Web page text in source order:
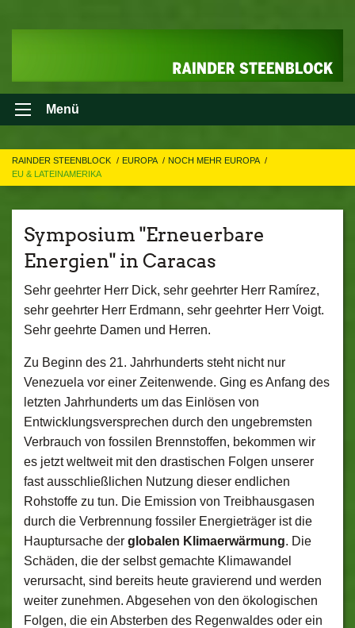
Menü
RAINDER STEENBLOCK EUROPA
NOCH MEHR EUROPA
EU & LATEINAMERIKA
Symposium "Erneuerbare
Energien" in Caracas
Sehr geehrter Herr Dick, sehr geehrter Herr Ramírez,
sehr geehrter Herr Erdmann, sehr geehrter Herr Voigt.
Sehr geehrte Damen und Herren.
Zu Beginn des 21. Jahrhunderts steht nicht nur
Venezuela vor einer Zeitenwende. Ging es Anfang des
letzten Jahrhunderts um das Einlösen von
Entwicklungsversprechen durch den ungebremsten
Verbrauch von fossilen Brennstoffen, bekommen wir
es jetzt weltweit mit den drastischen Folgen unserer
fast ausschließlichen Nutzung dieser endlichen
Rohstoffe zu tun. Die Emission von Treibhausgasen
durch die Verbrennung fossiler Energieträger ist die
Hauptursache der globalen Klimaerwärmung. Die
Schäden, die der selbst gemachte Klimawandel
verursacht, sind bereits heute gravierend und werden
weiter zunehmen. Abgesehen von den ökologischen
Folgen, die ein Absterben des Regenwaldes oder ein